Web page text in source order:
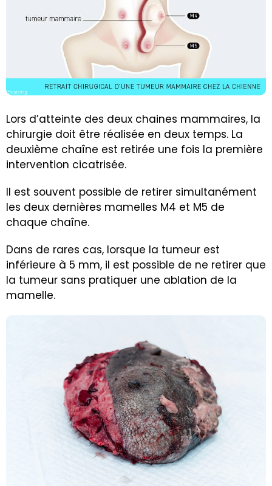
Lors d’atteinte des deux chaines mammaires, la
chirurgie doit être réalisée en deux temps. La
deuxième chaîne est retirée une fois la première
intervention cicatrisée.
Il est souvent possible de retirer simultanément
les deux dernières mamelles M4 et M5 de
chaque chaîne.
Dans de rares cas, lorsque la tumeur est
inférieure à 5 mm, il est possible de ne retirer que
la tumeur sans pratiquer une ablation de la
mamelle.